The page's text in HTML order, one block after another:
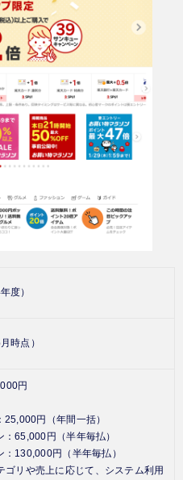
度）
時点）
円
25,000円（年間一括）
：65,000円（半年毎払）
：130,000円（半年毎払）
ゴリや売上に応じて、システム利用